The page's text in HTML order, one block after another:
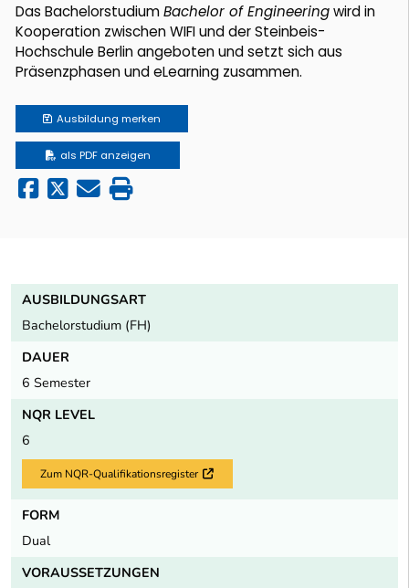
Das BachelorstudiumBachelor of Engineeringwird in
Kooperation zwischen WIFI und der Steinbeis-
Hochschule Berlin angeboten und setzt sich aus
Präsenzphasen und eLearning zusammen.
Ausbildung merken
als PDF anzeigen
AUSBILDUNGSART
Bachelorstudium (FH)
DAUER
6 Semester
NQR LEVEL
6
Zum NQR-Qualifikationsregister Externer Link
FORM
Dual
VORAUSSETZUNGEN